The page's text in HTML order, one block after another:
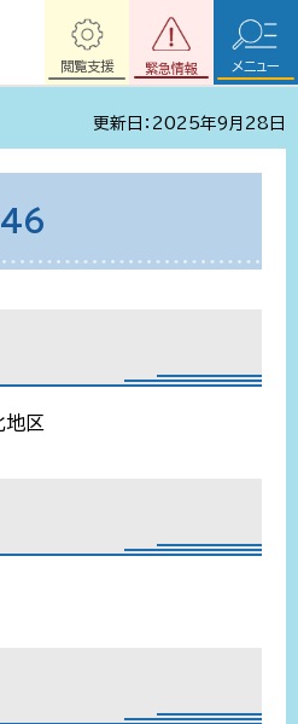
緊急情報
閲覧支援 メニュー
更新日：2025年9月28日
地区